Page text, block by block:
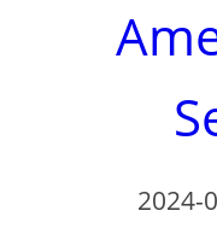
2024-